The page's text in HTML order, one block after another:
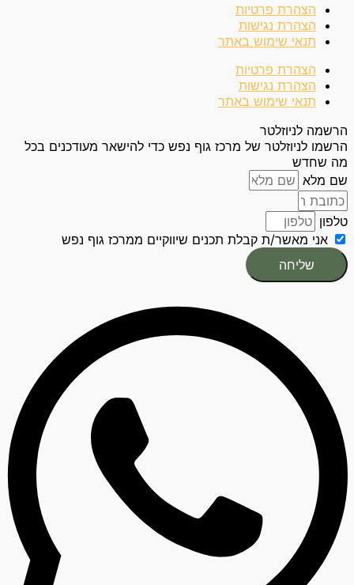
הצהרת פרטיות
הצהרת נגישות
תנאי שימוש באתר
הצהרת פרטיות
הצהרת נגישות
תנאי שימוש באתר
הרשמה לניוזלטר
הרשמו לניוזלטר של מרכז גוף נפש כדי להישאר מעודכנים בכל
מה שחדש
שם מלא
טלפון
אני מאשר/ת קבלת תכנים שיווקיים ממרכז גוף נפש
שליחה